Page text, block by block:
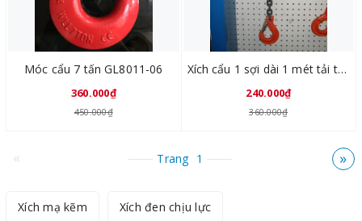
Móc cẩu 7 tấn GL8011-06
360.000₫
450.000₫
Xích cẩu 1 sợi dài 1 mét tải trọng 1 tấn SLX010106
240.000₫
360.000₫
« Trang 1 »
Xích mạ kẽm Xích đen chịu lực